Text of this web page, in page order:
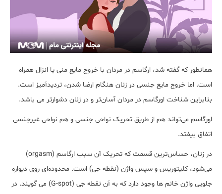
همانطور که گفته شد، ارگاسم در مردان با خروج مایع منی یا انزال همراه
است. اما خروج مایع جنسی در زنان هنگام ارضا شدن، تردیدآمیز است.
بنابراین شناخت اورگاسم در مردان آسان‌تر و در زنان دشوارتر می باشد.
اورگاسم می‌تواند هم از طریق تحریک نواحی جنسی و هم نواحی غیرجنسی
اتفاق بیفتد.
در زنان، حساس‌ترین قسمت که تحریک آن سبب ارگاسم (orgasm)
می‌شود، کلیتوریس و سپس واژن (نقطه جی) است. محدوده‌ای روی دیواره
جلویی واژن خانم ها وجود دارد که به آن نقطه جی (G-spot) می گویند. در